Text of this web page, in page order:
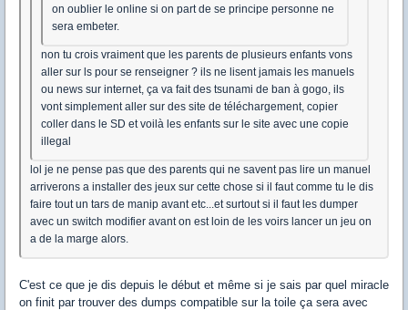
on oublier le online si on part de se principe personne ne
sera embeter.
non tu crois vraiment que les parents de plusieurs enfants vons
aller sur ls pour se renseigner ? ils ne lisent jamais les manuels
ou news sur internet, ça va fait des tsunami de ban à gogo, ils
vont simplement aller sur des site de téléchargement, copier
coller dans le SD et voilà les enfants sur le site avec une copie
illegal
lol je ne pense pas que des parents qui ne savent pas lire un manuel
arriverons a installer des jeux sur cette chose si il faut comme tu le dis
faire tout un tars de manip avant etc...et surtout si il faut les dumper
avec un switch modifier avant on est loin de les voirs lancer un jeu on
a de la marge alors.
C'est ce que je dis depuis le début et même si je sais par quel miracle
on finit par trouver des dumps compatible sur la toile ça sera avec